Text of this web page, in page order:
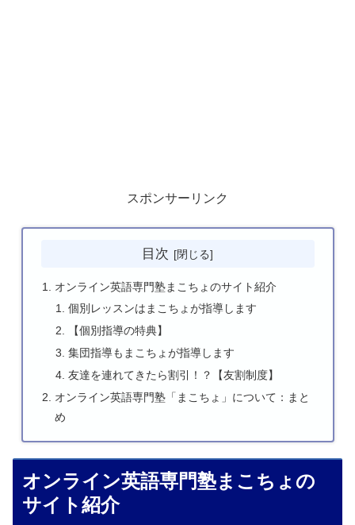
スポンサーリンク
目次
オンライン英語専門塾まこちょのサイト紹介
個別レッスンはまこちょが指導します
【個別指導の特典】
集団指導もまこちょが指導します
友達を連れてきたら割引！？【友割制度】
オンライン英語専門塾「まこちょ」について：まと
め
オンライン英語専門塾まこちょの
サイト紹介